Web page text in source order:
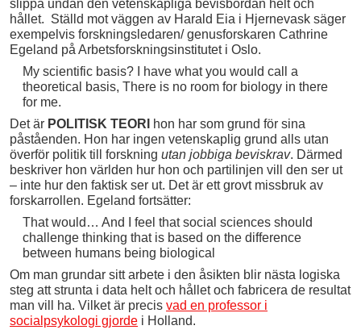
slippa undan den vetenskapliga bevisbördan helt och
hållet. Ställd mot väggen av Harald Eia i Hjernevask säger
exempelvis forskningsledaren/ genusforskaren Cathrine
Egeland på Arbetsforskningsinstitutet i Oslo.
My scientific basis? I have what you would call a
theoretical basis, There is no room for biology in there
for me.
Det är POLITISK TEORI
hon har som grund för sina
påståenden. Hon har ingen vetenskaplig grund alls utan
överför politik till forskning utan jobbiga beviskrav. Därmed
beskriver hon världen hur hon och partilinjen vill den ser ut
– inte hur den faktisk ser ut. Det är ett grovt missbruk av
forskarrollen. Egeland fortsätter:
That would… And I feel that social sciences should
challenge thinking that is based on the difference
between humans being biological
Om man grundar sitt arbete i den åsikten blir nästa logiska
steg att strunta i data helt och hållet och fabricera de resultat
man vill ha. Vilket är precis vad en professor i
socialpsykologi gjorde i Holland.